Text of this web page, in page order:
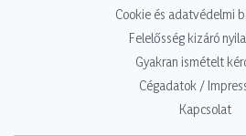
Cookie és adatvédelmi
Felelősség kizáró
Gyakran ismételt
Cégadatok /
Kapcsolat